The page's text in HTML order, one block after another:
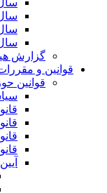
سال
سال
سال
سال
گزارش
قوانین و
قوانین